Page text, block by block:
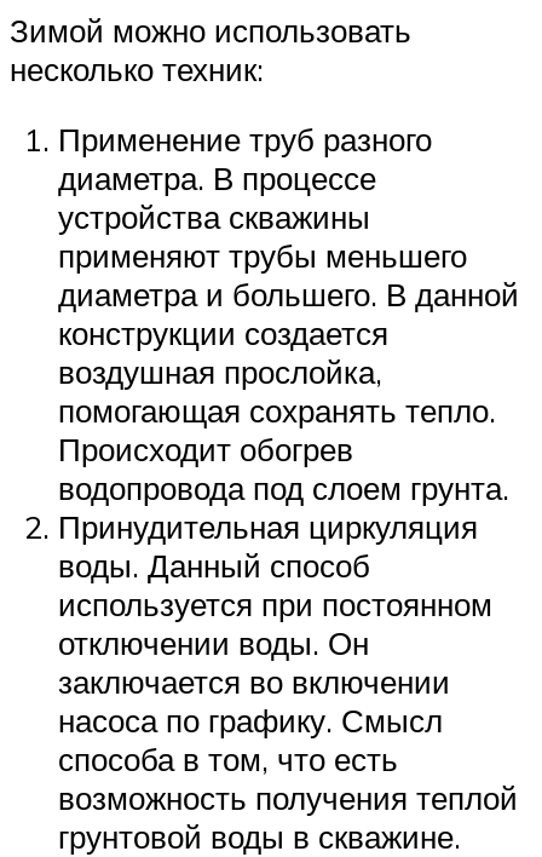
Зимой можно использовать
несколько техник:
Применение труб разного
диаметра. В процессе
устройства скважины
применяют трубы меньшего
диаметра и большего. В данной
конструкции создается
воздушная прослойка,
помогающая сохранять тепло.
Происходит обогрев
водопровода под слоем грунта.
Принудительная циркуляция
воды. Данный способ
используется при постоянном
отключении воды. Он
заключается во включении
насоса по графику. Смысл
способа в том, что есть
возможность получения теплой
грунтовой воды в скважине.